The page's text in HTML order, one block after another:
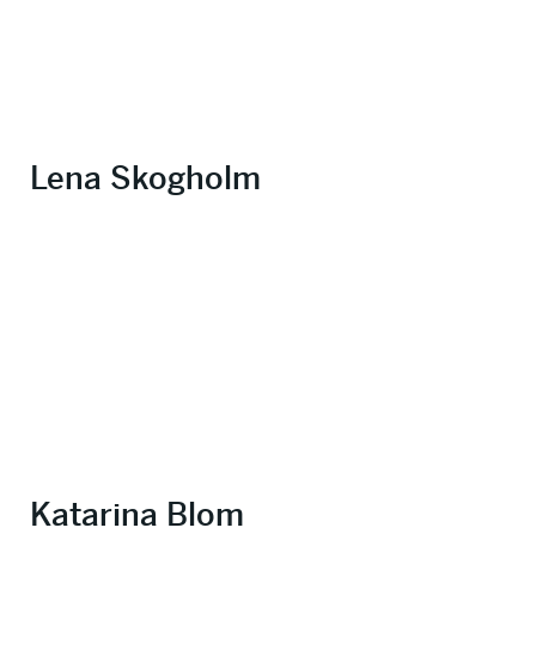
Lena Skogholm
Katarina Blom